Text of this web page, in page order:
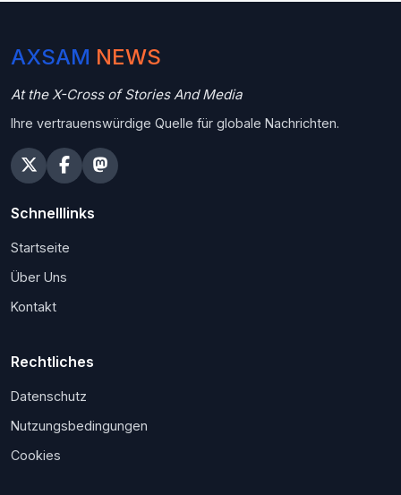
AXSAM NEWS
At the X-Cross of Stories And Media
Ihre vertrauenswürdige Quelle für globale Nachrichten.
Schnelllinks
Startseite
Über Uns
Kontakt
Rechtliches
Datenschutz
Nutzungsbedingungen
Cookies